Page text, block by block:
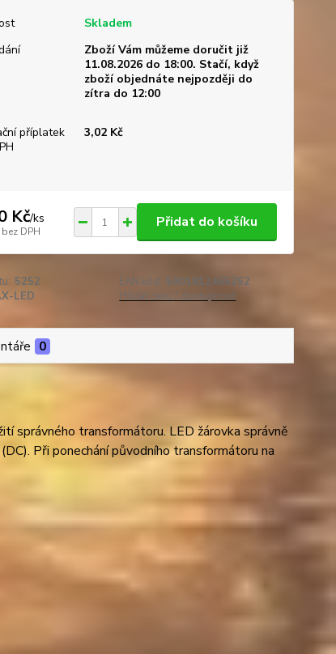
Skladem
Zboží Vám můžeme doručit již
11.08.2026 do 18:00. Stačí, když
zboží objednáte nejpozději do
zítra do 12:00
příplatek
3,02 Kč
Kč/ks
bez DPH
Přidat do košíku
5252 EAN kód: 5901812465252
LED Hlídat cenu / dostupnost
0
správného transformátoru. LED žárovka správně
Při ponechání původního transformátoru na